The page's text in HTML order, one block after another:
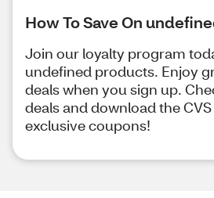
How To Save On
Join our loyalty program
undefined products. Enjoy
deals when you sign up.
deals and download the
exclusive coupons!